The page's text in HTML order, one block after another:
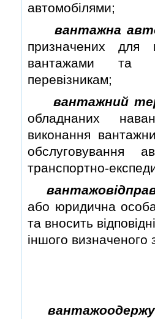
автомобiлями;
вантажна
призначених для
вантажами та
перевiзникам;
вантажний
обладнаних
виконання
обслуговування
транспортно-
або юридична
та вносить
iншого визначеного